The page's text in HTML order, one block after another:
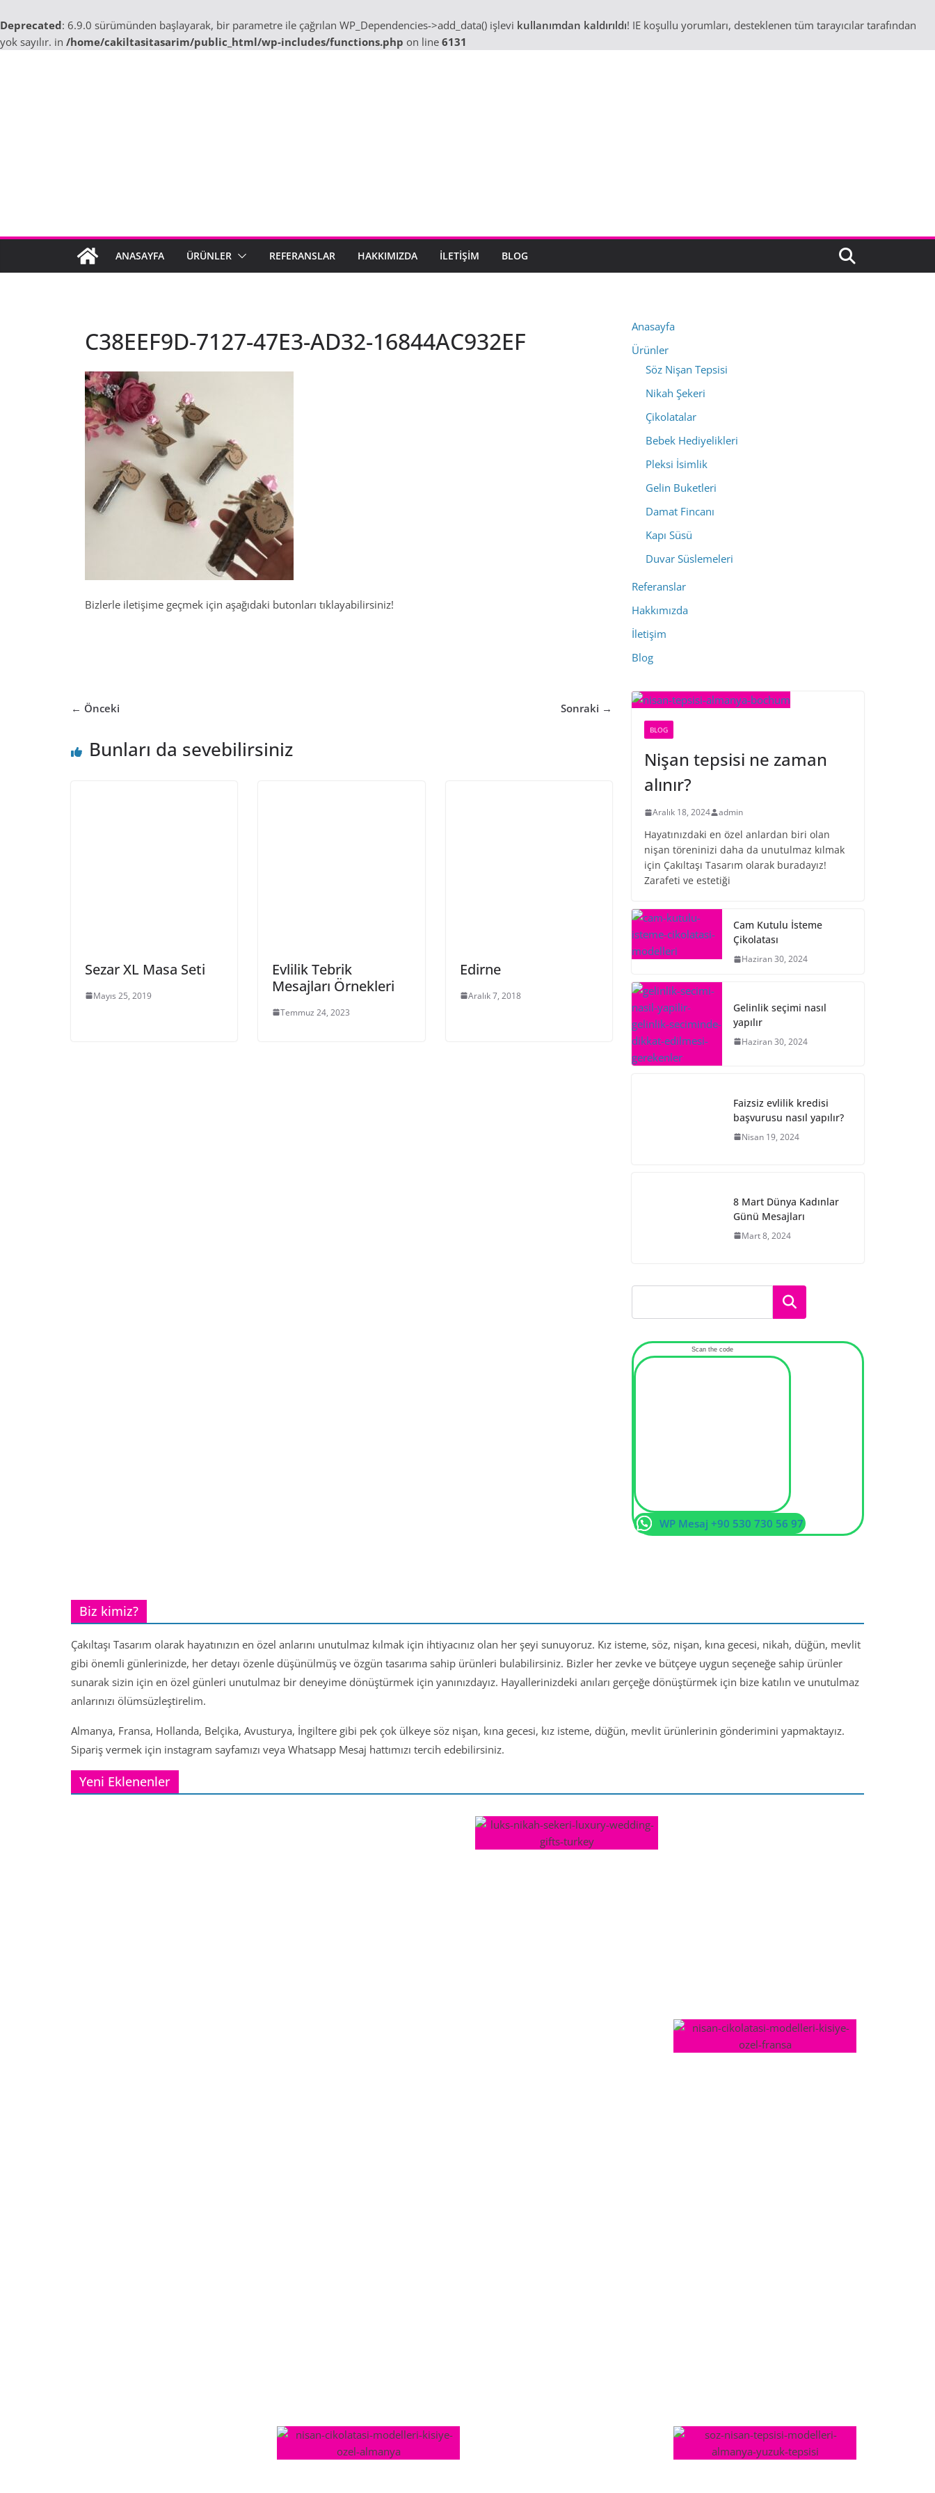
Deprecated: 6.9.0 sürümünden başlayarak, bir parametre ile çağrılan WP_Dependencies->add_data() işlevi kullanımdan kaldırıldı! IE koşullu yorumları, desteklenen tüm tarayıcılar tarafından
yok sayılır. in /home/cakiltasitasarim/public_html/wp-includes/functions.php on line 6131
ANASAYFA ÜRÜNLER REFERANSLAR HAKKIMIZDA İLETIŞIM BLOG
C38EEF9D-7127-47E3-AD32-16844AC932EF
Bizlerle iletişime geçmek için aşağıdaki butonları tıklayabilirsiniz!
← Önceki Sonraki →
Bunları da sevebilirsiniz
Sezar XL Masa Seti
Mayıs 25, 2019
Evlilik Tebrik
Mesajları Örnekleri
Temmuz 24, 2023
Edirne
Aralık 7, 2018
Anasayfa
Ürünler
Söz Nişan Tepsisi
Nikah Şekeri
Çikolatalar
Bebek Hediyelikleri
Pleksi İsimlik
Gelin Buketleri
Damat Fincanı
Kapı Süsü
Duvar Süslemeleri
Referanslar
Hakkımızda
İletişim
Blog
BLOG
Nişan tepsisi ne zaman
alınır?
Aralık 18, 2024 admin
Hayatınızdaki en özel anlardan biri olan
nişan töreninizi daha da unutulmaz kılmak
için Çakıltaşı Tasarım olarak buradayız!
Zarafeti ve estetiği
Cam Kutulu İsteme
Çikolatası
Haziran 30, 2024
Gelinlik seçimi nasıl
yapılır
Haziran 30, 2024
Faizsiz evlilik kredisi
başvurusu nasıl yapılır?
Nisan 19, 2024
8 Mart Dünya Kadınlar
Günü Mesajları
Mart 8, 2024
Ara
Scan the code
WP Mesaj +90 530 730 56 97
Biz kimiz?
Çakıltaşı Tasarım olarak hayatınızın en özel anlarını unutulmaz kılmak için ihtiyacınız olan her şeyi sunuyoruz. Kız isteme, söz, nişan, kına gecesi, nikah, düğün, mevlit
gibi önemli günlerinizde, her detayı özenle düşünülmüş ve özgün tasarıma sahip ürünleri bulabilirsiniz. Bizler her zevke ve bütçeye uygun seçeneğe sahip ürünler
sunarak sizin için en özel günleri unutulmaz bir deneyime dönüştürmek için yanınızdayız. Hayallerinizdeki anıları gerçeğe dönüştürmek için bize katılın ve unutulmaz
anlarınızı ölümsüzleştirelim.
Almanya, Fransa, Hollanda, Belçika, Avusturya, İngiltere gibi pek çok ülkeye söz nişan, kına gecesi, kız isteme, düğün, mevlit ürünlerinin gönderimini yapmaktayız.
Sipariş vermek için instagram sayfamızı veya Whatsapp Mesaj hattımızı tercih edebilirsiniz.
Yeni Eklenenler